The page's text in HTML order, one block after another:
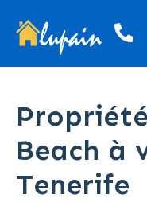
Beach à
Tenerife